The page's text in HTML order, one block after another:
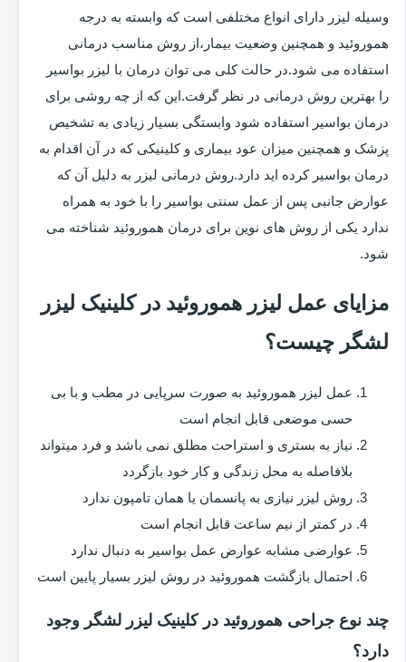
وسیله لیزر دارای انواع مختلفی است که وابسته به درجه
هموروئید و همچنین وضعیت بیمار،از روش مناسب درمانی
استفاده می شود.در حالت کلی می توان درمان با لیزر بواسیر
را بهترین روش درمانی در نظر گرفت.این که از چه روشی برای
درمان بواسیر استفاده شود وابستگی بسیار زیادی به تشخیص
پزشک و همچنین میزان عود بیماری و کلینیکی که در آن اقدام به
درمان بواسیر کرده اید دارد.روش درمانی لیزر به دلیل آن که
عوارض جانبی پس از عمل سنتی بواسیر را با خود به همراه
ندارد یکی از روش های نوین برای درمان هموروئید شناخته می
شود.
مزایای عمل لیزر هموروئید در کلینیک لیزر
لشگر چیست؟
عمل لیزر هموروئید به صورت سرپایی در مطب و با بی
حسی موضعی قابل انجام است
نیاز به بستری و استراحت مطلق نمی باشد و فرد میتواند
بلافاصله به محل زندگی و کار خود بازگردد
روش لیزر نیازی به پانسمان یا همان تامپون ندارد
در کمتر از نیم ساعت قابل انجام است
عوارضی مشابه عوارض عمل بواسیر به دنبال ندارد
احتمال بازگشت هموروئید در روش لیزر بسیار پایین است
چند نوع جراحی هموروئید در کلینیک لیزر لشگر وجود
دارد؟